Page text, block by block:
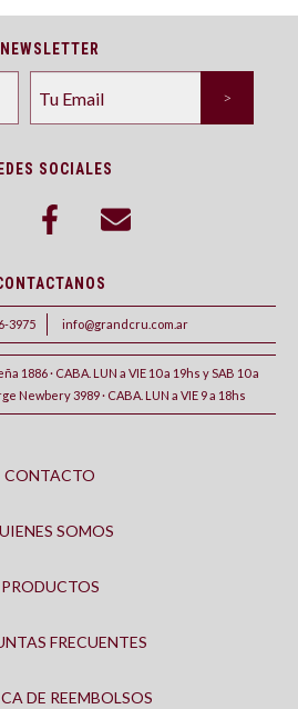
NEWSLETTER
SOCIALES
3975 info@grandcru.com.ar
1886 · CABA. LUN a VIE 10 a 19hs y SAB 10 a
Newbery 3989 · CABA. LUN a VIE 9 a 18hs
CONTACTO
SOMOS
PRODUCTOS
FRECUENTES
DE REEMBOLSOS